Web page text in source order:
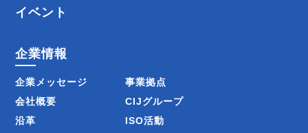
イベント
企業情報
企業メッセージ
会社概要
沿革
事業拠点
CIJグループ
ISO活動